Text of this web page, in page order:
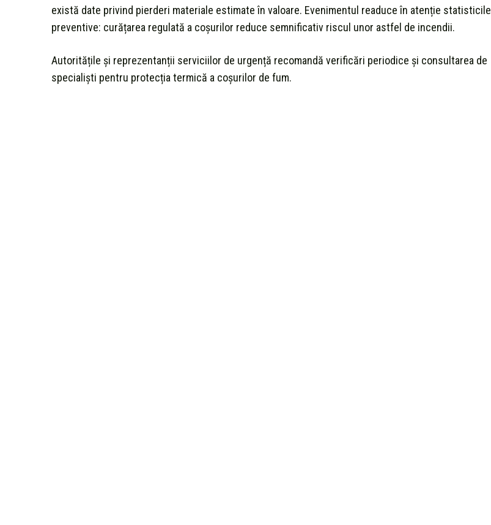
există date privind pierderi materiale estimate în valoare. Evenimentul readuce în atenție statisticile
preventive: curățarea regulată a coșurilor reduce semnificativ riscul unor astfel de incendii.
Autoritățile și reprezentanții serviciilor de urgență recomandă verificări periodice și consultarea de
specialiști pentru protecția termică a coșurilor de fum.